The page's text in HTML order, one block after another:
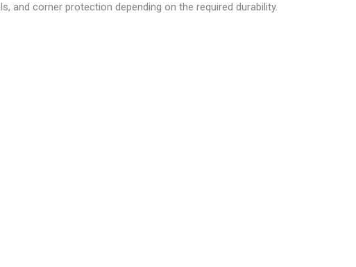
and corner protection depending on the required durability.